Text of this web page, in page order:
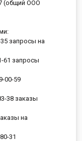
(общий ООО
запросы на
61 запросы
00-59
38 заказы
на
31